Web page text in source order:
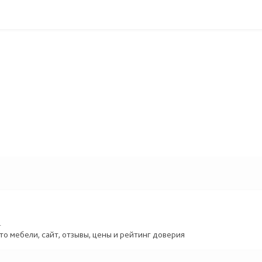
мебели, сайт, отзывы, цены и рейтинг доверия